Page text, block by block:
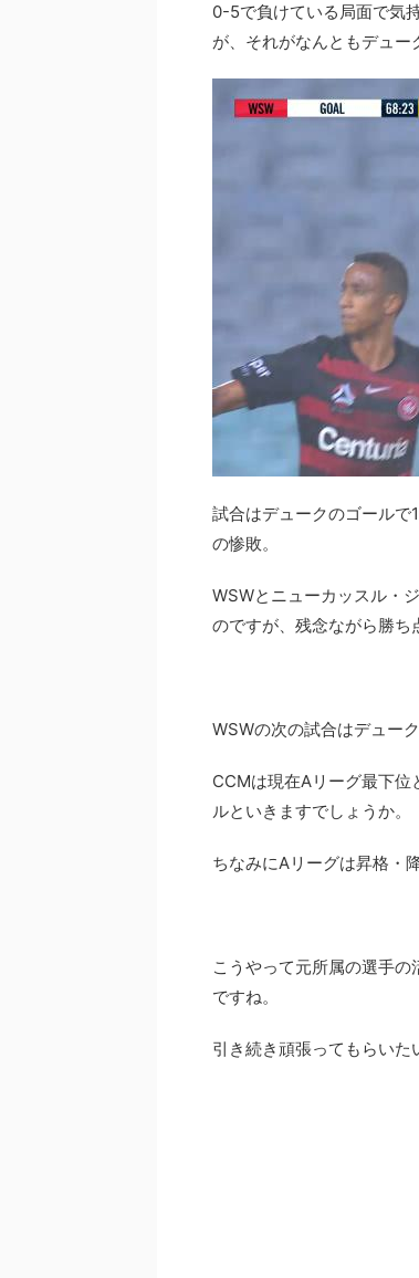
0-5で負けている局面で気
が、それがなんともデュー
試合はデュークのゴールで
の惨敗。
WSWとニューカッスル・
のですが、残念ながら勝ち
WSWの次の試合はデュー
CCMは現在Aリーグ最下
ルといきますでしょうか。
ちなみにAリーグは昇格・
こうやって元所属の選手
ですね。
引き続き頑張ってもらいた